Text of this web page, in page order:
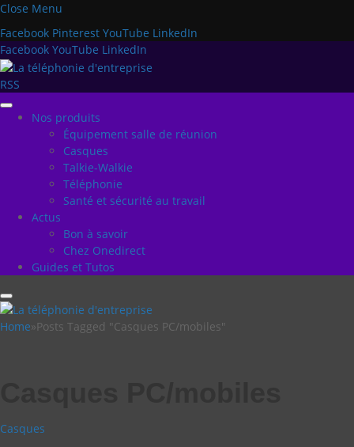
Close Menu
Facebook Pinterest YouTube LinkedIn
Facebook YouTube LinkedIn
RSS
Nos produits
Équipement salle de réunion
Casques
Talkie-Walkie
Téléphonie
Santé et sécurité au travail
Actus
Bon à savoir
Chez Onedirect
Guides et Tutos
Home»Posts Tagged "Casques PC/mobiles"
Casques